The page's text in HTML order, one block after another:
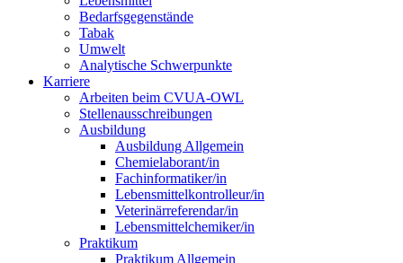
Bedarfsgegenstände
Tabak
Umwelt
Analytische Schwerpunkte
Karriere
Arbeiten beim CVUA-OWL
Stellenausschreibungen
Ausbildung
Ausbildung Allgemein
Chemielaborant/in
Fachinformatiker/in
Lebensmittelkontrolleur/in
Veterinärreferendar/in
Lebensmittelchemiker/in
Praktikum
Praktikum Allgemein